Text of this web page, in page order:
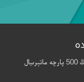
ئۇيغۇر كىتاب تورى ۋە ماقالىلەر ئامبىرى 26 مىڭ 500 پارچە ماتېرىيال